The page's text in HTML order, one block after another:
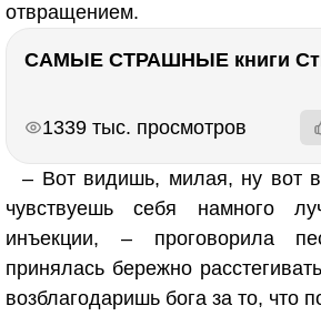
отвращением.
1339 тыс. просмотров
– Вот видишь, милая, ну вот
чувствуешь себя намного
инъекции, – проговорила
принялась бережно
возблагодаришь бога за то, что